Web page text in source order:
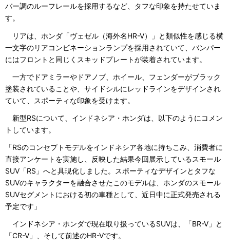
バー調のルーフレールを採用するなど、タフな印象を持たせていま
す。
リアは、ホンダ「ヴェゼル（海外名HR-V）」と類似性を感じる横
一文字のリアコンビネーションランプを採用されていて、バンパー
にはフロントと同じくスキッドプレートが装着されています。
一方でドアミラーやドアノブ、ホイール、フェンダーがブラック
塗装されていることや、サイドシルにレッドラインをデザインされ
ていて、スポーティな印象を受けます。
新型RSについて、インドネシア・ホンダは、以下のようにコメン
トしています。
「RSのコンセプトモデルをインドネシア各地に持ちこみ、消費者に
直接アンケートを実施し、反映した結果今回展示しているスモール
SUV「RS」へと具現化しました。スポーティなデザインとタフな
SUVのキャラクターを融合させたこのモデルは、ホンダのスモール
SUVセグメントにおける初の車種として、近日中に正式発売される
予定です」
インドネシア・ホンダで現在取り扱っているSUVは、「BR-V」と
「CR-V」、そして前述のHR-Vです。